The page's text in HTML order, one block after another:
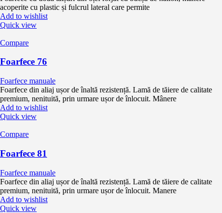
acoperite cu plastic și fulcrul lateral care permite
Add to wishlist
Quick view
Compare
Foarfece 76
Foarfece manuale
Foarfece din aliaj ușor de înaltă rezistență. Lamă de tăiere de calitate
premium, nenituită, prin urmare ușor de înlocuit. Mânere
Add to wishlist
Quick view
Compare
Foarfece 81
Foarfece manuale
Foarfece din aliaj ușor de înaltă rezistență. Lamă de tăiere de calitate
premium, nenituită, prin urmare ușor de înlocuit. Manere
Add to wishlist
Quick view